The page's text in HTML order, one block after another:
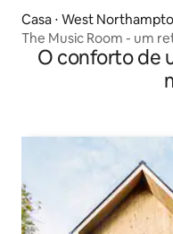
Casa ⋅ West
The Music Room - um
O conforto de